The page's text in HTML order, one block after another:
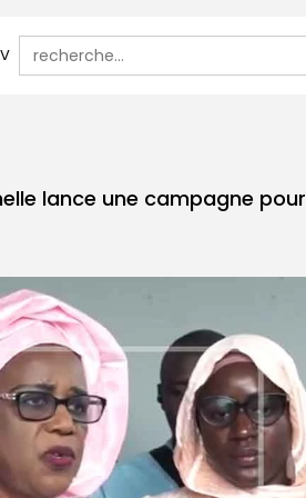
Search
for:
lance une campagne pour